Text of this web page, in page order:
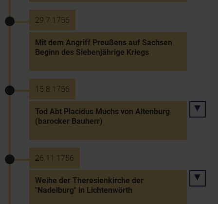
29.7.1756
Mit dem Angriff Preußens auf Sachsen
Beginn des Siebenjährige Kriegs
15.8.1756
Tod Abt Placidus Muchs von Altenburg
(barocker Bauherr)
26.11.1756
Weihe der Theresienkirche der
"Nadelburg" in Lichtenwörth